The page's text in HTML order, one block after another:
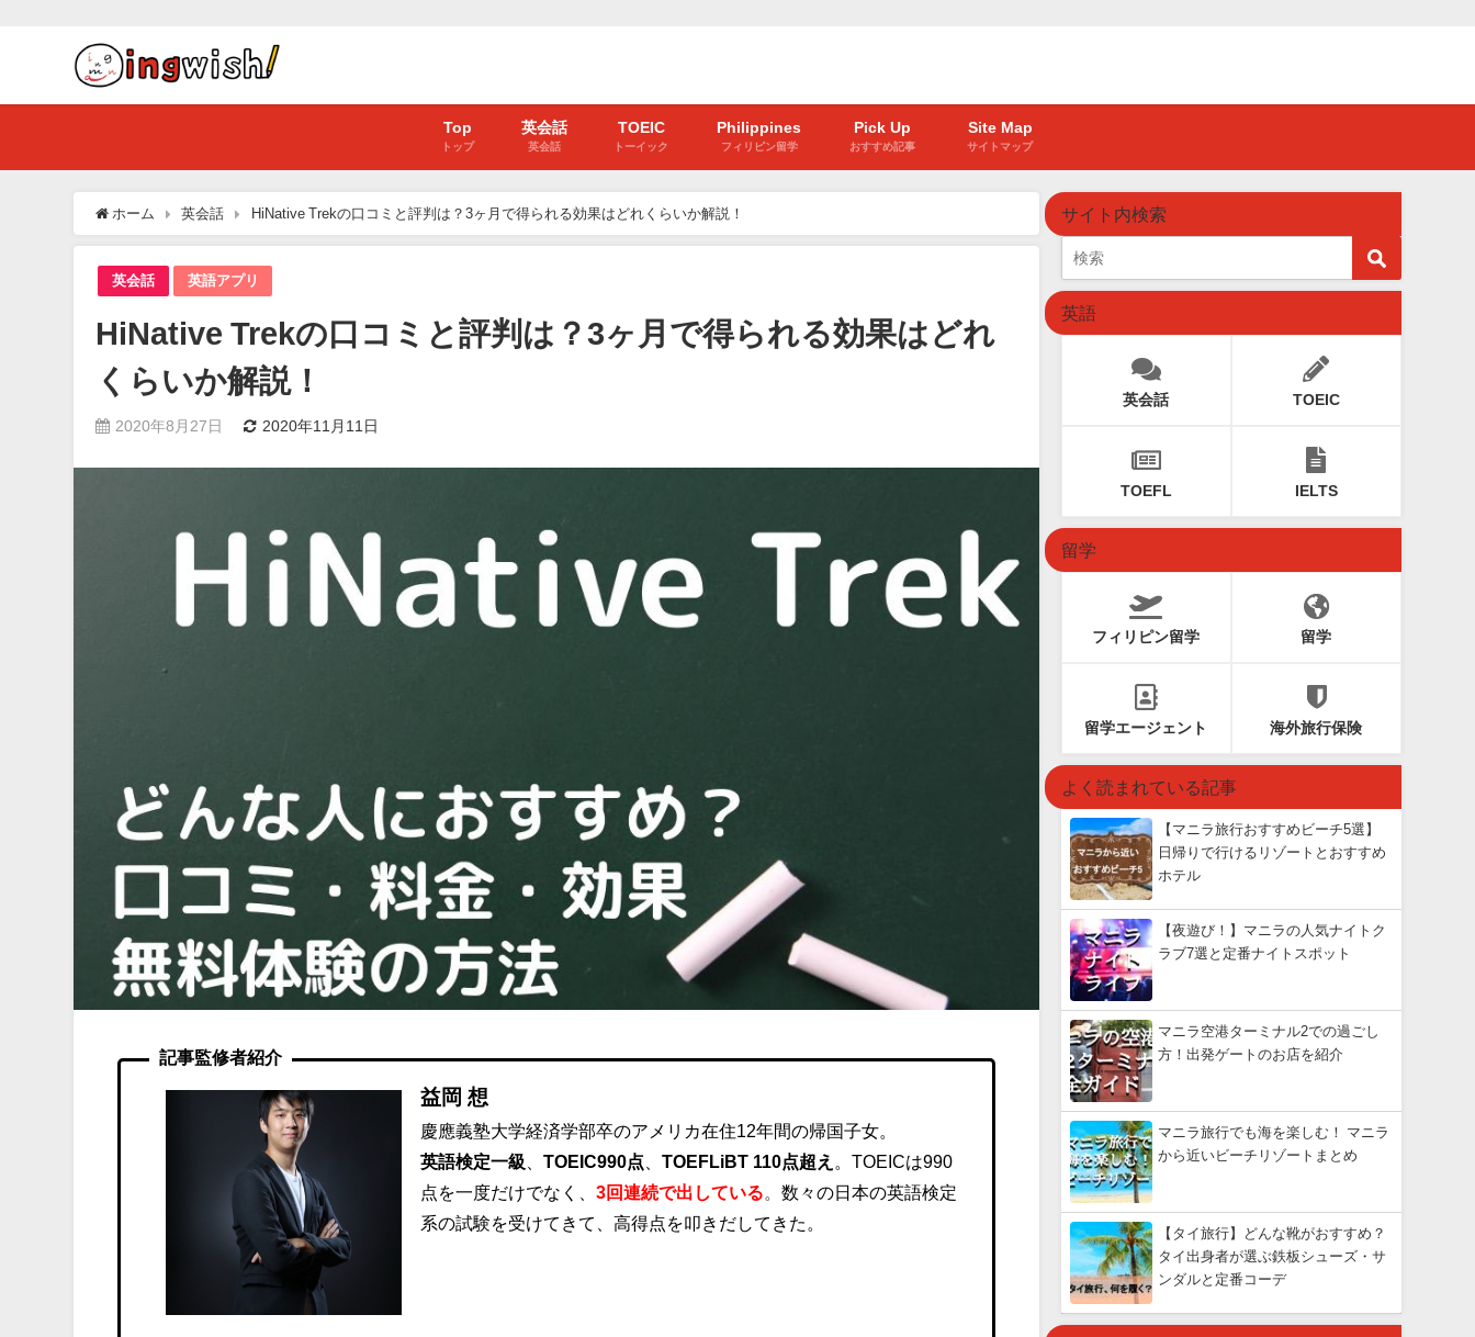
Top
トップ
英会話
英会話
TOEIC
トーイック
Philippines
フィリピン留学
Pick Up
おすすめ記事
Site Map
サイトマップ
ホーム 英会話 HiNative Trekの口コミと評判は？3ヶ月で得られる効果はどれくらいか解説！
英会話 英語アプリ
HiNative Trekの口コミと評判は？3ヶ月で得られる効果はどれ
くらいか解説！
2020年8月27日 2020年11月11日
記事監修者紹介
益岡 想
慶應義塾大学経済学部卒のアメリカ在住12年間の帰国子女。
英語検定一級
TOEIC990点 TOEFLiBT 110点超え 。 TOEICは990
点を一度だけでなく、 3回連続で出している。 数々の日本の英語検定
系の試験を受けてきて、高得点を叩きだしてきた。
サイト内検索
英語
英会話 TOEIC
TOEFL IELTS
留学
フィリピン留学 留学
留学エージェント 海外旅行保険
よく読まれている記事
【マニラ旅行おすすめビーチ5選】
日帰りで行けるリゾートとおすすめ
ホテル
【夜遊び！】マニラの人気ナイトク
ラブ7選と定番ナイトスポット
マニラ空港ターミナル2での過ごし
方！出発ゲートのお店を紹介
マニラ旅行でも海を楽しむ！ マニラ
から近いビーチリゾートまとめ
【タイ旅行】どんな靴がおすすめ？
タイ出身者が選ぶ鉄板シューズ・サ
ンダルと定番コーデ